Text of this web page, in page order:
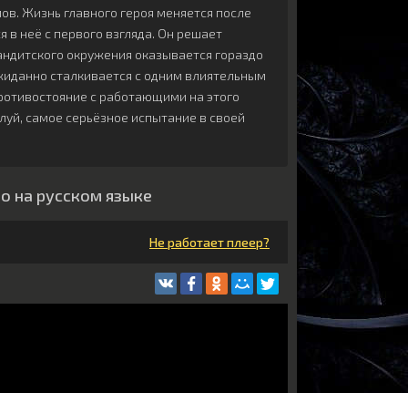
Жизнь главного героя меняется после
в неё с первого взгляда. Он решает
окружения оказывается гораздо
сталкивается с одним влиятельным
с работающими на этого
самое серьёзное испытание в своей
на русском языке
Не работает плеер?